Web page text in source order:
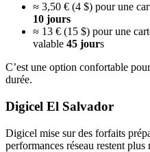
≈ 3,50 € (4 $) pour une
10 jours
≈ 13 € (15 $) pour une
valable 45 jours
C’est une option confortable
durée.
Digicel El Salvador
Digicel mise sur des forfaits
performances réseau restent plus